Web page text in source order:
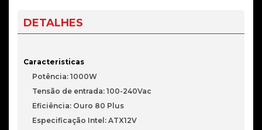
Strix
Edition
DETALHES
Caracteristicas
Potência: 1000W
Tensão de entrada: 100-240Vac
Eficiência: Ouro 80 Plus
Especificação Intel: ATX12V